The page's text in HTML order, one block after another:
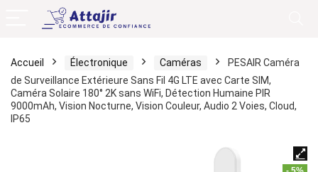
Accueil Électronique Caméras
PESAIR Caméra
de Surveillance Extérieure Sans Fil 4G LTE avec Carte SIM,
Caméra Solaire 180° 2K sans WiFi, Détection Humaine PIR
9000mAh, Vision Nocturne, Vision Couleur, Audio 2 Voies, Cloud,
IP65